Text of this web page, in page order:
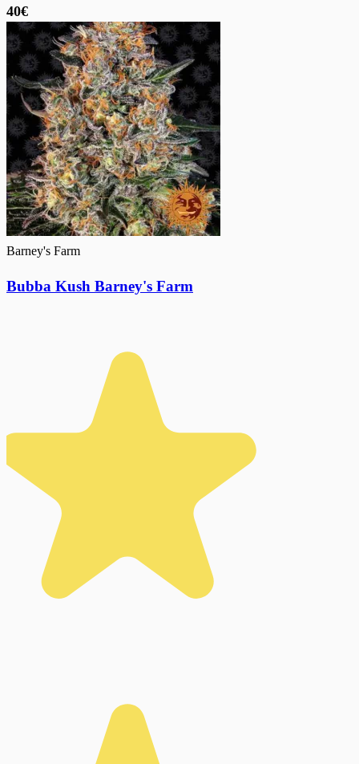
40€
Barney's Farm
Bubba Kush Barney's Farm